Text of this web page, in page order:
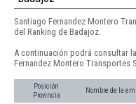
Santiago Fernandez Montero
del Ranking de Badajoz.
A continuación podrá consultar
Fernandez Montero Transportes
Posición
Provincia
Nombre de la